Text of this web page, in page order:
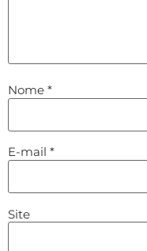
Nome *
E-mail *
Site